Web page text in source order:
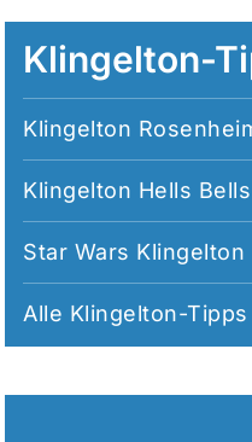
Klingelton-
Klingelton
Klingelton Hells Bells
Star Wars Klingelton
Alle Klingelton-Tipps